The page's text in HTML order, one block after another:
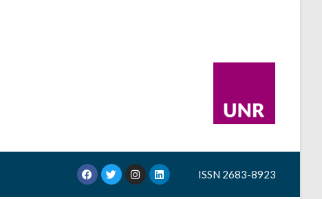
ISSN 2683-8923